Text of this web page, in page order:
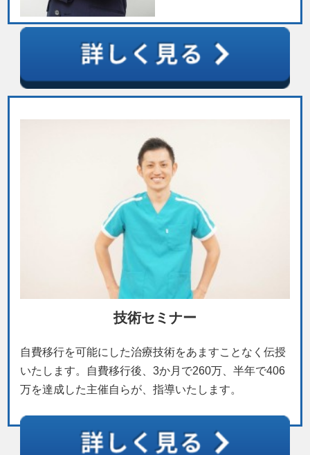
技術セミナー
自費移行を可能にした治療技術をあますことなく伝授
いたします。自費移行後、3か月で260万、半年で406
万を達成した主催自らが、指導いたします。